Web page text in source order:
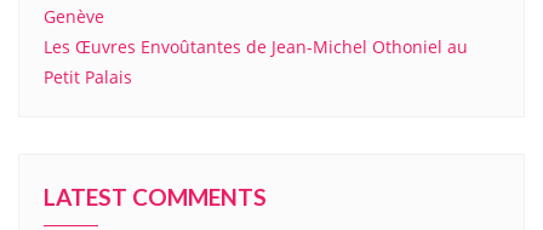
Genève
Les Œuvres Envoûtantes de Jean-Michel Othoniel au
Petit Palais
LATEST COMMENTS